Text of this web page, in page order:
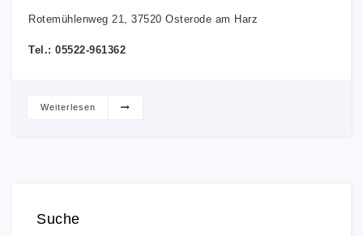
Rotemühlenweg 21, 37520 Osterode am Harz
Tel.: 05522-961362
Weiterlesen
Suche